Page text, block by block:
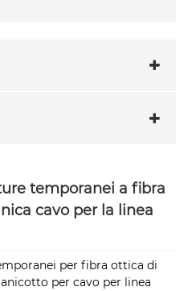
temporanei a fibra
cavo per la linea
per fibra ottica di
per cavo per linea